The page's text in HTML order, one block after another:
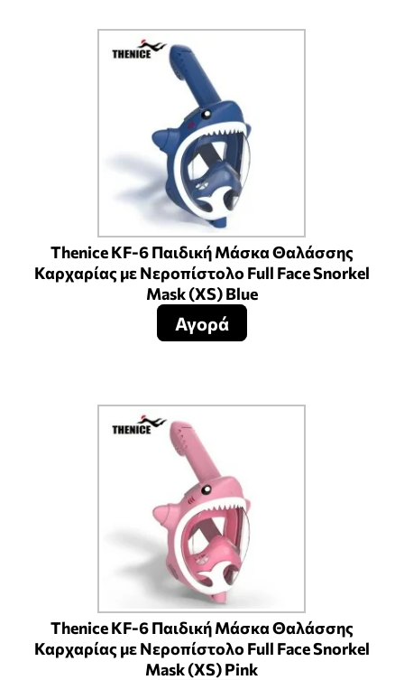
Thenice KF-6 Παιδική Μάσκα Θαλάσσης
Καρχαρίας με Νεροπίστολο Full Face Snorkel
Mask (XS) Blue
Αγορά
Thenice KF-6 Παιδική Μάσκα Θαλάσσης
Καρχαρίας με Νεροπίστολο Full Face Snorkel
Mask (XS) Pink